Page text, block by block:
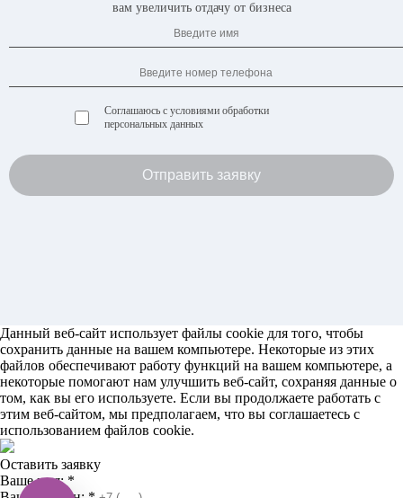
вам увеличить отдачу от бизнеса
Соглашаюсь с условиями обработки
персональных данных
Данный веб-сайт использует файлы cookie для того, чтобы
сохранить данные на вашем компьютере. Некоторые из этих
файлов обеспечивают работу функций на вашем компьютере, а
некоторые помогают нам улучшить веб-сайт, сохраняя данные о
том, как вы его используете. Если вы продолжаете работать с
этим веб-сайтом, мы предполагаем, что вы соглашаетесь с
использованием файлов cookie.
Оставить заявку
Ваше имя:*